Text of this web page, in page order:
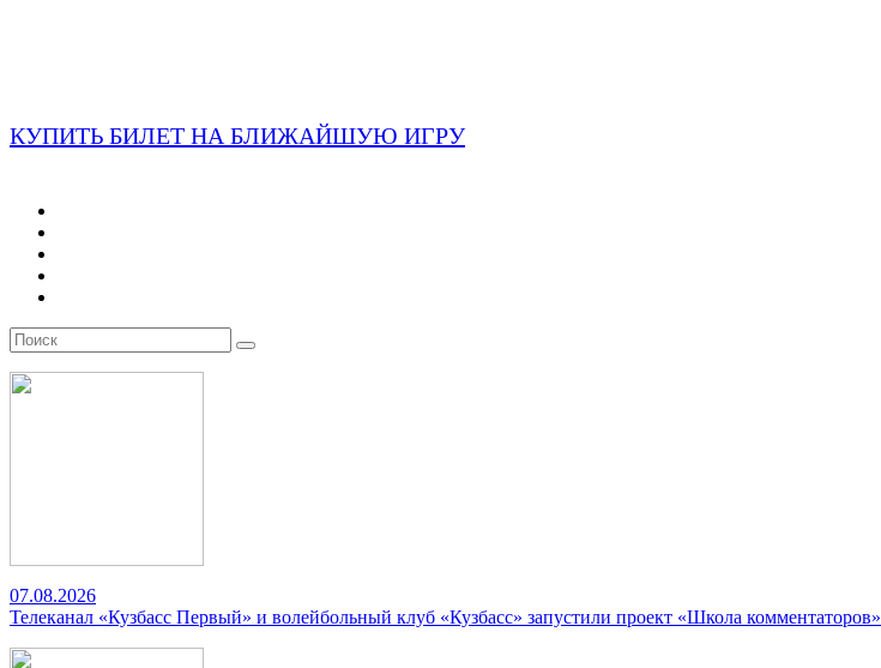
КУПИТЬ БИЛЕТ НА БЛИЖАЙШУЮ ИГРУ
07.08.2026
Телеканал «Кузбасс Первый» и волейбольный клуб «Кузбасс» запустили проект «Школа комментаторов»